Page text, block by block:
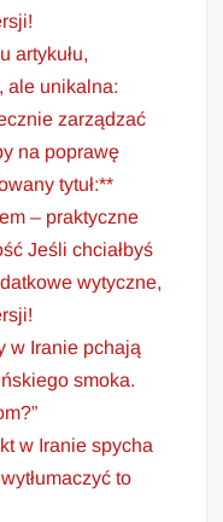
artykułu,
ale unikalna:
zarządzać
na poprawę
tytuł:**
– praktyczne
Jeśli chciałbyś
wytyczne,
w Iranie pchają
smoka.
w Iranie spycha
to